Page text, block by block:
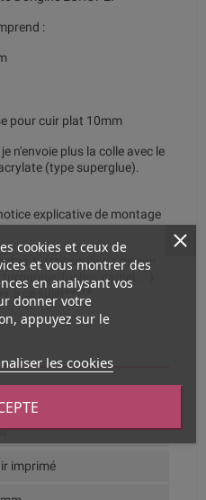
:
pour cuir plat 10mm
n'envoie plus la colle avec le
(type superglue).
explicative de montage
autres couleurs de cuir
fushia, camel....)
à ce sujet*****
imprimé
cookies et ceux de
et vous montrer des
en analysant vos
donner votre
appuyez sur le
les cookies